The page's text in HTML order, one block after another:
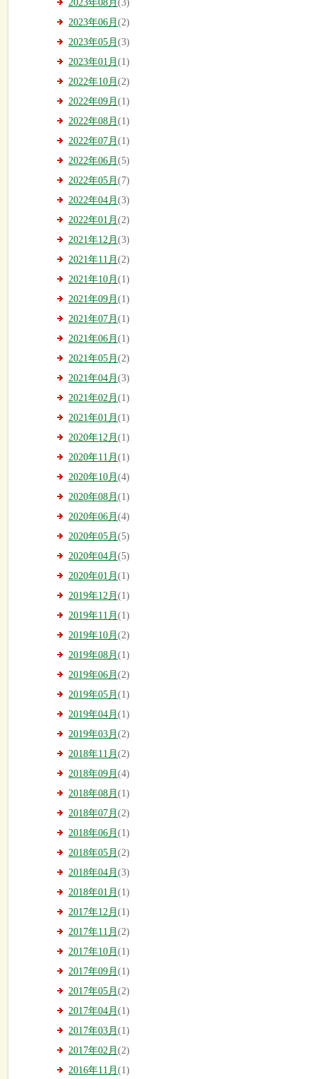
2023年08月 (3)
2023年06月 (2)
2023年05月 (3)
2023年01月 (1)
2022年10月 (2)
2022年09月 (1)
2022年08月 (1)
2022年07月 (1)
2022年06月 (5)
2022年05月 (7)
2022年04月 (3)
2022年01月 (2)
2021年12月 (3)
2021年11月 (2)
2021年10月 (1)
2021年09月 (1)
2021年07月 (1)
2021年06月 (1)
2021年05月 (2)
2021年04月 (3)
2021年02月 (1)
2021年01月 (1)
2020年12月 (1)
2020年11月 (1)
2020年10月 (4)
2020年08月 (1)
2020年06月 (4)
2020年05月 (5)
2020年04月 (5)
2020年01月 (1)
2019年12月 (1)
2019年11月 (1)
2019年10月 (2)
2019年08月 (1)
2019年06月 (2)
2019年05月 (1)
2019年04月 (1)
2019年03月 (2)
2018年11月 (2)
2018年09月 (4)
2018年08月 (1)
2018年07月 (2)
2018年06月 (1)
2018年05月 (2)
2018年04月 (3)
2018年01月 (1)
2017年12月 (1)
2017年11月 (2)
2017年10月 (1)
2017年09月 (1)
2017年05月 (2)
2017年04月 (1)
2017年03月 (1)
2017年02月 (2)
2016年11月 (1)